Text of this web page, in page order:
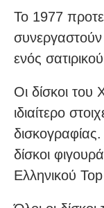
Το 1977
ενός
Oι δίσκοι
ιδιαίτερο
δίσκοι
Ελληνικού